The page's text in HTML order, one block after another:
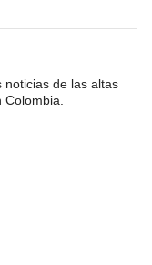
noticias de las altas